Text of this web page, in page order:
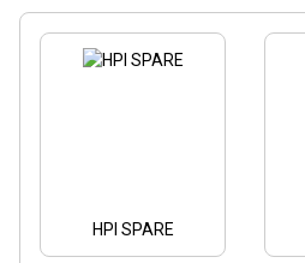
HPI SPARE